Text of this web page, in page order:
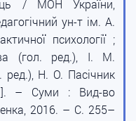
/ МОН України,
ун-т ім. А.
психології ;
(гол. ред.), І. М.
ред.), Н. О. Пасічник
– Суми : Вид-во
2016. – С. 255–